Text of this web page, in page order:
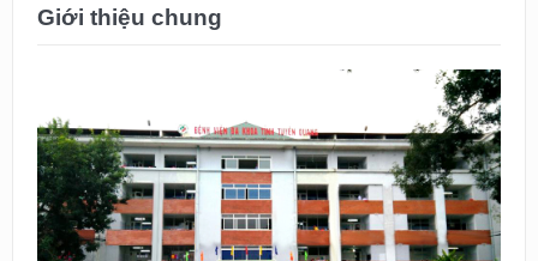
Giới thiệu chung